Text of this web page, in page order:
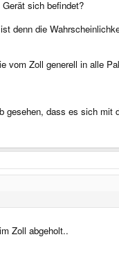
sich befindet?
denn die
Zoll generell in alle
dass es sich mit
Zoll abgeholt..